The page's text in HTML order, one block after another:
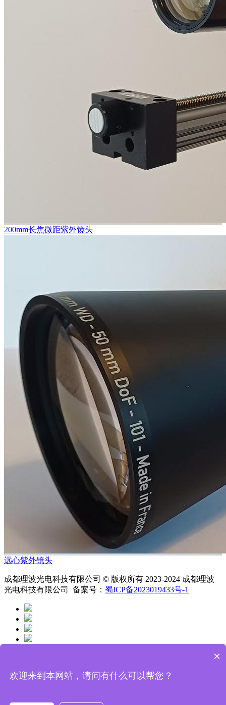
200mm长焦微距紫外镜头
远心紫外镜头
成都理波光电科技有限公司 © 版权所有 2023-2024 成都理波
光电科技有限公司 备案号： 蜀ICP备2023019433号-1
产品展示
×
欢迎来到本网站，请问有什么可以帮您？